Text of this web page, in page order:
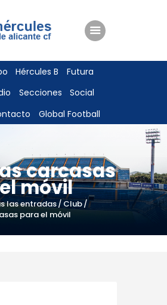
Hércules B
Futura
Secciones
Social
Global Football
carcasas
móvil
las entradas
Club
para el móvil